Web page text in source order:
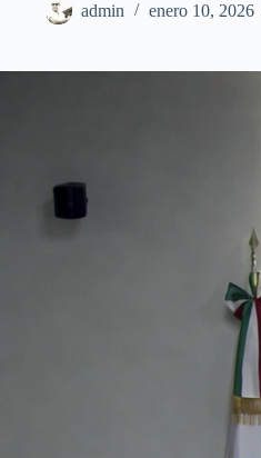
admin enero 10, 2026